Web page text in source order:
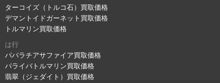
ターコイズ（トルコ石）買取価格
デマントイドガーネット買取価格
トルマリン買取価格
は行
パパラチアサファイア買取価格
パライバトルマリン買取価格
翡翠（ジェダイト）買取価格